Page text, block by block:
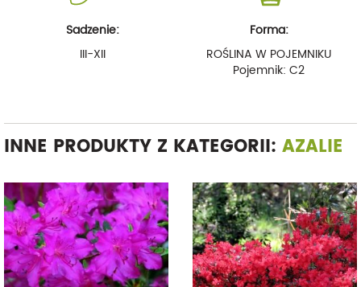
Sadzenie:
III-XII
Forma:
ROŚLINA W POJEMNIKU
Pojemnik: C2
INNE PRODUKTY Z KATEGORII: AZALIE